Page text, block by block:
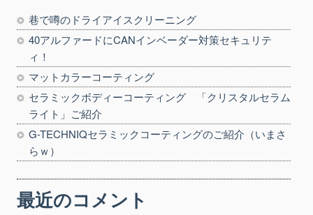
巷で噂のドライアイスクリーニング
40アルファードにCANインベーダー対策セキュリテ
ィ！
マットカラーコーティング
セラミックボディーコーティング 「クリスタルセラム
ライト」ご紹介
G-TECHNIQセラミックコーティングのご紹介（いまさ
らｗ）
最近のコメント